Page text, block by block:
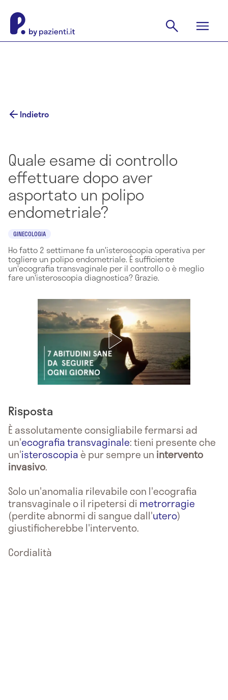
Indietro
Quale esame di controllo
effettuare dopo aver
asportato un polipo
endometriale?
GINECOLOGIA
Ho fatto 2 settimane fa un'isteroscopia operativa per
togliere un polipo endometriale. È sufficiente
un'ecografia transvaginale per il controllo o è meglio
fare un'isteroscopia diagnostica? Grazie.
Risposta
È assolutamente consigliabile fermarsi ad
un'ecografia transvaginale: tieni presente che
un'isteroscopiaè pur sempre un intervento
invasivo.
Solo un'anomalia rilevabile con l'ecografia
transvaginale o il ripetersi di metrorragie
(perdite abnormi di sangue dall'utero)
giustificherebbe l'intervento.
Cordialità